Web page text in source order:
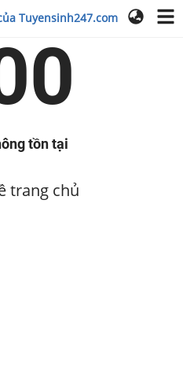
Tuyensinh247.com
tồn tại
trang chủ